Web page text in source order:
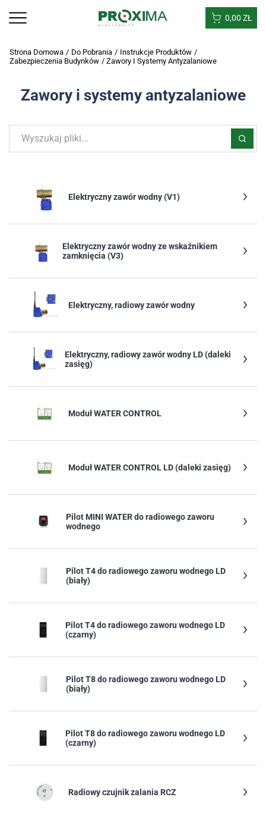
0,00 ZŁ
Strona Domowa / Do Pobrania / Instrukcje Produktów /
Zabezpieczenia Budynków / Zawory I Systemy Antyzalaniowe
Zawory i systemy antyzalaniowe
Elektryczny zawór wodny (V1)
Elektryczny zawór wodny ze wskaźnikiem
zamknięcia (V3)
Elektryczny, radiowy zawór wodny
Elektryczny, radiowy zawór wodny LD (daleki
zasięg)
Moduł WATER CONTROL
Moduł WATER CONTROL LD (daleki zasięg)
Pilot MINI WATER do radiowego zaworu
wodnego
Pilot T4 do radiowego zaworu wodnego LD
(biały)
Pilot T4 do radiowego zaworu wodnego LD
(czarny)
Pilot T8 do radiowego zaworu wodnego LD
(biały)
Pilot T8 do radiowego zaworu wodnego LD
(czarny)
Radiowy czujnik zalania RCZ